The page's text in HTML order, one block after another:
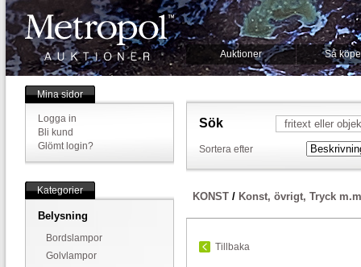
Auktioner Så
Mina sidor
Logga in
Bli kund
Glömt login?
Kategorier
Belysning
Bordslampor
Golvlampor
Sök
Sortera efter
KONST / Konst, övrigt, Tryck
Tillbaka